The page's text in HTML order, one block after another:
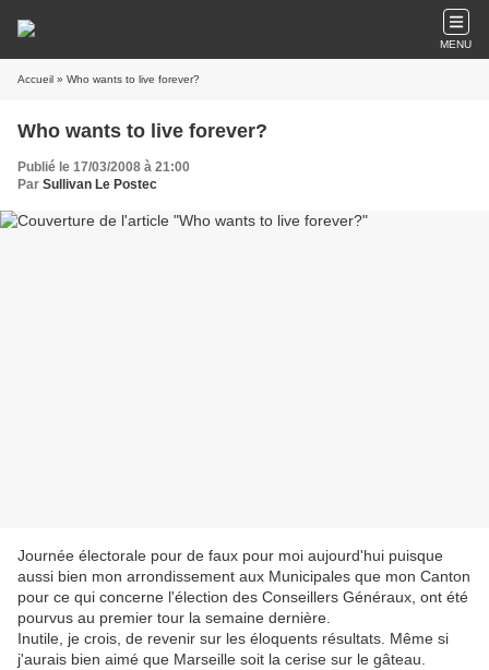
MENU
Accueil » Who wants to live forever?
Who wants to live forever?
Publié le 17/03/2008 à 21:00
Par Sullivan Le Postec
Journée électorale pour de faux pour moi aujourd'hui puisque
aussi bien mon arrondissement aux Municipales que mon Canton
pour ce qui concerne l'élection des Conseillers Généraux, ont été
pourvus au premier tour la semaine dernière.
Inutile, je crois, de revenir sur les éloquents résultats. Même si
j'aurais bien aimé que Marseille soit la cerise sur le gâteau.